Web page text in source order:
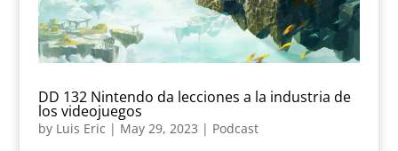
DD 132 Nintendo da lecciones a la industria de
los videojuegos
by Luis Eric | May 29, 2023 | Podcast